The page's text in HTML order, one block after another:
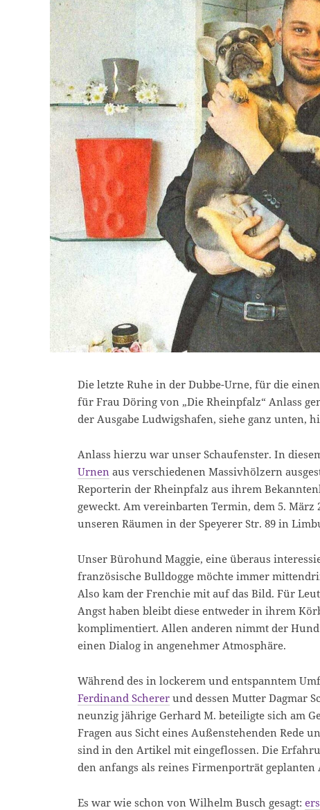
Die letzte Ruhe in der Dubbe-Urne, für die
für Frau Döring von „Die Rheinpfalz“ Anlass
der Ausgabe Ludwigshafen, siehe ganz unten,
Anlass hierzu war unser Schaufenster. In
Urnen aus verschiedenen Massivhölzern
Reporterin der Rheinpfalz aus ihrem
geweckt. Am vereinbarten Termin, dem 5.
unseren Räumen in der Speyerer Str. 89 in
Unser Bürohund Maggie, eine überaus
französische Bulldogge möchte immer
Also kam der Frenchie mit auf das Bild. Für
Angst haben bleibt diese entweder in ihrem
komplimentiert. Allen anderen nimmt der
einen Dialog in angenehmer Atmosphäre.
Während des in lockerem und entspanntem
Ferdinand Scherer und dessen Mutter Dagmar
neunzig jährige Gerhard M. beteiligte sich am
Fragen aus Sicht eines Außenstehenden Rede
sind in den Artikel mit eingeflossen. Die
den anfangs als reines Firmenporträt geplanten
Es war wie schon von Wilhelm Busch gesagt: